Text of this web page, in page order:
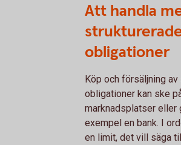
Att handla
obligationer
Köp och försäljning av
obligationer kan ske
marknadsplatser eller
exempel en bank. I
en limit, det vill säga